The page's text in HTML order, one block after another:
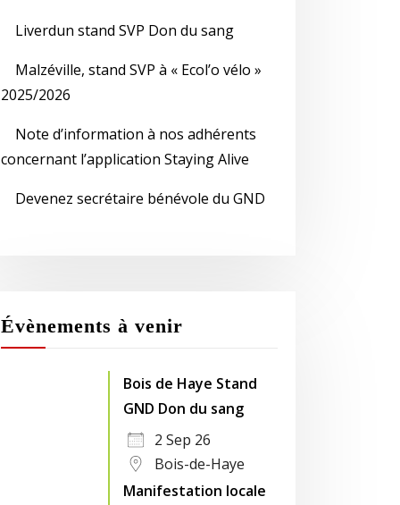
Liverdun stand SVP Don du sang
Malzéville, stand SVP à « Ecol’o vélo »
2025/2026
Note d’information à nos adhérents
concernant l’application Staying Alive
Devenez secrétaire bénévole du GND
Évènements à venir
Bois de Haye Stand
GND Don du sang
2 Sep 26
Bois-de-Haye
Manifestation locale